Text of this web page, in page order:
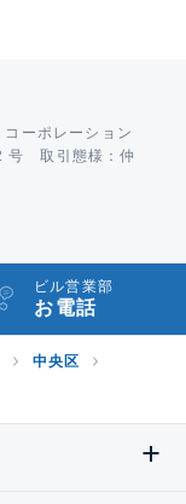
ーポレーション
号 取引態様：仲
ビル営業部
お電話
中央区